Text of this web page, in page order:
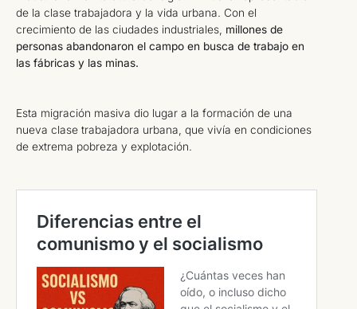
de la clase trabajadora y la vida urbana. Con el
crecimiento de las ciudades industriales, millones de
personas abandonaron el campo en busca de trabajo en
las fábricas y las minas.
Esta migración masiva dio lugar a la formación de una
nueva clase trabajadora urbana, que vivía en condiciones
de extrema pobreza y explotación.